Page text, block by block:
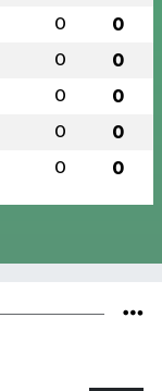
0 0
0 0
0 0
0 0
0 0